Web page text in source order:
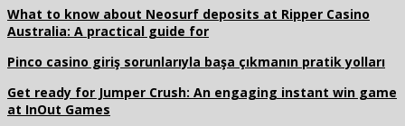
What to know about Neosurf deposits at Ripper Casino
Australia: A practical guide for
Pinco casino giriş sorunlarıyla başa çıkmanın pratik yolları
Get ready for Jumper Crush: An engaging instant win game
at InOut Games